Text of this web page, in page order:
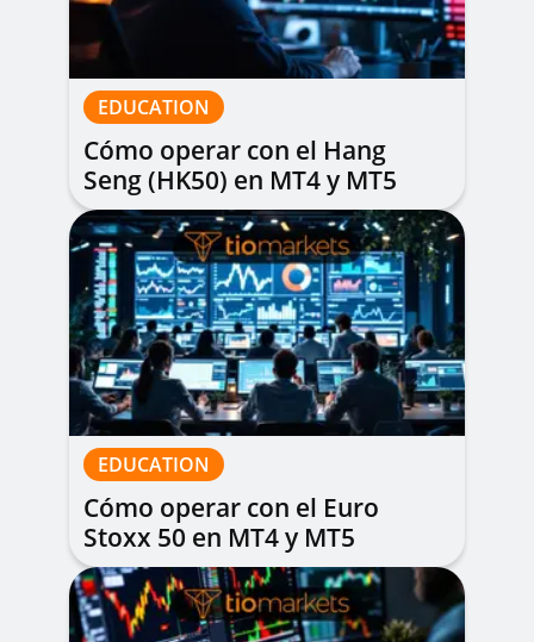
EDUCATION
Cómo operar con el Hang
Seng (HK50) en MT4 y MT5
EDUCATION
Cómo operar con el Euro
Stoxx 50 en MT4 y MT5